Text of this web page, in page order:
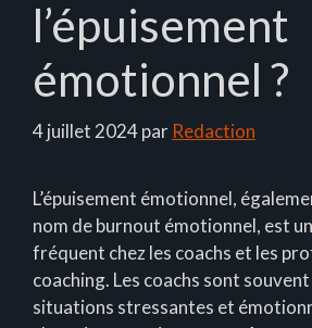
l’épuisement
émotionnel ?
4 juillet 2024par Redaction
L’épuisement émotionnel,
nom de burnout émotionnel, est
fréquent chez les coachs et les
coaching. Les coachs sont
situations stressantes et